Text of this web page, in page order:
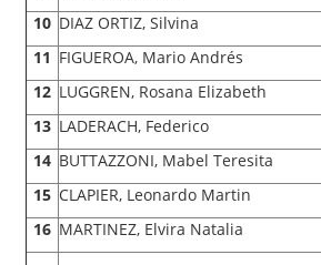
10 DIAZ ORTIZ, Silvina
11 FIGUEROA, Mario Andrés
12 LUGGREN, Rosana Elizabeth
13 LADERACH, Federico
14 BUTTAZZONI, Mabel Teresita
15 CLAPIER, Leonardo Martin
16 MARTINEZ, Elvira Natalia